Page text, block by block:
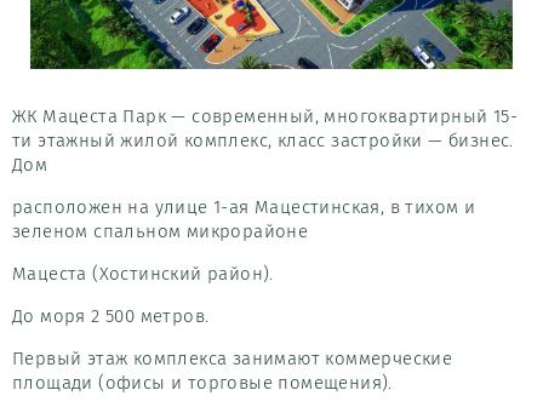
ЖК Мацеста Парк — современный, многоквартирный 15-
ти этажный жилой комплекс, класс застройки — бизнес.
Дом
расположен на улице 1-ая Мацестинская, в тихом и
зеленом спальном микрорайоне
Мацеста (Хостинский район).
До моря 2 500 метров.
Первый этаж комплекса занимают коммерческие
площади (офисы и торговые помещения).